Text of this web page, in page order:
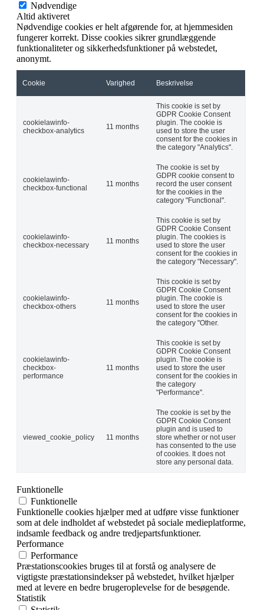
Nødvendige
Altid aktiveret
Nødvendige cookies er helt afgørende for, at hjemmesiden
fungerer korrekt. Disse cookies sikrer grundlæggende
funktionaliteter og sikkerhedsfunktioner på webstedet,
anonymt.
Cookie Varighed Beskrivelse
cookielawinfo-
checkbox-analytics
11 months
This cookie is set by
GDPR Cookie Consent
plugin. The cookie is
used to store the user
consent for the cookies in
the category "Analytics".
cookielawinfo-
checkbox-functional
11 months
The cookie is set by
GDPR cookie consent to
record the user consent
for the cookies in the
category "Functional".
cookielawinfo-
checkbox-necessary
11 months
This cookie is set by
GDPR Cookie Consent
plugin. The cookies is
used to store the user
consent for the cookies in
the category "Necessary".
cookielawinfo-
checkbox-others
11 months
This cookie is set by
GDPR Cookie Consent
plugin. The cookie is
used to store the user
consent for the cookies in
the category "Other.
cookielawinfo-
checkbox-
performance
11 months
This cookie is set by
GDPR Cookie Consent
plugin. The cookie is
used to store the user
consent for the cookies in
the category
"Performance".
viewed_cookie_policy 11 months
The cookie is set by the
GDPR Cookie Consent
plugin and is used to
store whether or not user
has consented to the use
of cookies. It does not
store any personal data.
Funktionelle
Funktionelle
Funktionelle cookies hjælper med at udføre visse funktioner
som at dele indholdet af webstedet på sociale medieplatforme,
indsamle feedback og andre tredjepartsfunktioner.
Performance
Performance
Præstationscookies bruges til at forstå og analysere de
vigtigste præstationsindekser på webstedet, hvilket hjælper
med at levere en bedre brugeroplevelse for de besøgende.
Statistik